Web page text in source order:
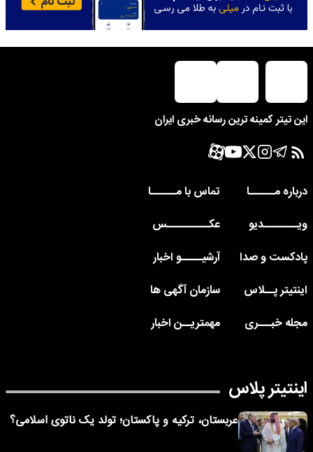
این تیتر کمینه ترین رسانه خبری ایران
درباره مــــــا
تماس با مــــــا
ویــــــــدیو
عکــــــــــس
پادکست و صدا
آرشیـــــو اخبار
اینتیتر پــلاس
سازمان آگهی ها
مجله خبـــری
مهمتریــن اخبار
اینتیتر پلاس
عربستان، ترکیه و پاکستان؛ تولد یک ناتوی اسلامی؟